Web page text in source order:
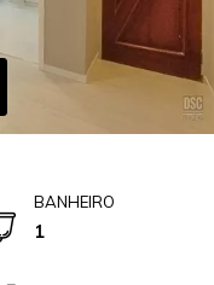
BANHEIRO
1